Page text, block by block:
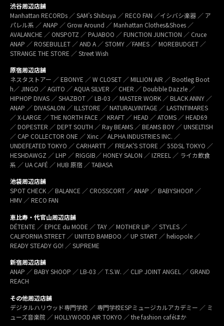
渋谷周辺店舗
Manhattan RECORDs ／ SAM’s Shibuya ／ RECO FAN ／イシバシ楽器 ／ ア
パレル系 ／ ANAP ／ Grow Around ／ Manhattan Clothes&Shoes ／
AVALANCHE ／ ONSPOTZ ／ PAJABOO ／ FUNCTION JUNCTION ／ Cruce
ANAP ／ ROSEBULLET ／ AND A ／ STOMY ／FAMES ／ MOREBUDGET ／
STRANGE THE STORE ／ Street Wish
原宿周辺店舗
ネスタストアー ／ EBONYE ／ W CLOSET ／ MILLION AIR ／ Bootleg Boot
h／ JINGO ／ AGITO ／ AQUA SILVER ／ CHER ／ Doubble Dazzle ／
HIPHOP DIVAS ／ SHAZBOT ／ LB-03 ／ MASTER WORK ／ BLACK ANNY ／
ANAP ／ DIVASALON ／ ILLSTORE ／ NATURALVINTAGE ／ LASTNTIMARES
／ X-LARGE ／ THE NORTH FACE ／ KRAFT ／ HEAD ／ ATOMS ／ HEAD69
／ DOPESTER ／ DEPT SOUTH ／ Ray BEAMS ／ BEAMS BOY ／ UNSELTISH
／ CAP COLLECTOR ONE ／ Xinc ／ ALPHA INDUSTRIES INC. ／
UNDEFEATED TOKYO ／ CARHARTT ／ FREAK’S STORE ／ 55DSL TOKYO ／
HESHDAWGZ ／ LHP ／ RIGGIB／ HONEY SALON ／ IZREEL ／ ライカ飲食
系 ／ UA CAFÉ ／ HUB 原宿 ／ TABASA
池袋周辺店舗
SPOT CHECK ／ BALANCE ／ CROSSCORT ／ ANAP ／ BABYSHOOP ／
HMV ／ RECO FAN
恵比寿・代官山周辺店舗
DÉTENTE ／ EPICE du MODE ／ TAY ／ MOTHER LIP ／ STYLES ／
CALIFORNIA STREET ／ UNITED BAMBOO ／ UP START ／ heliopole ／
READY STEADY GO! ／ SUPREME
新宿周辺店舗
ANAP ／ BABY SHOOP ／ LB-03 ／ T.S.W. ／ CLIP JOINT ANGEL ／ GRAND
REACH
その他周辺店舗
デジタルハリウッド専門学校 ／ 専門学校ESPミュージカルアカデミー ／ ミ
ューズ音楽院 ／ HOLLYWOOD AIR TOKYO ／ the fashion caféほか